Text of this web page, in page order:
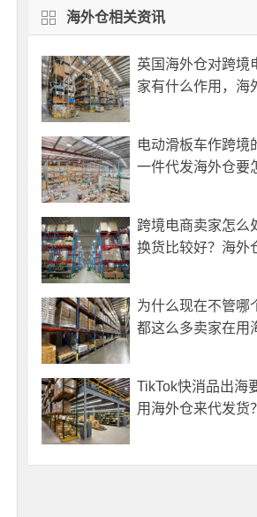
海外仓相关资讯
英国海外仓对跨境
家有什么作用，海
电动滑板车作跨境
一件代发海外仓要
跨境电商卖家怎么
换货比较好？海外
为什么现在不管哪
都这么多卖家在用
TikTok快消品出海
用海外仓来代发货？